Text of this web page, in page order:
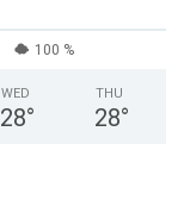
100 %
WED
28°
THU
28°